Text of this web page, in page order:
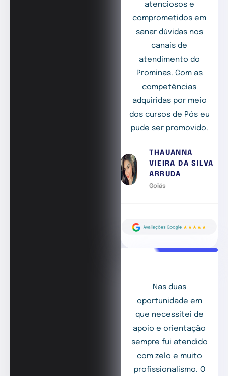
atenciosos e
comprometidos em
sanar dúvidas nos
canais de
atendimento do
Prominas. Com as
competências
adquiridas por meio
dos cursos de Pós eu
pude ser promovido.
THAUANNA
VIEIRA DA SILVA
ARRUDA
Goiás
Nas duas
oportunidade em
que necessitei de
apoio e orientação
sempre fui atendido
com zelo e muito
profissionalismo. O